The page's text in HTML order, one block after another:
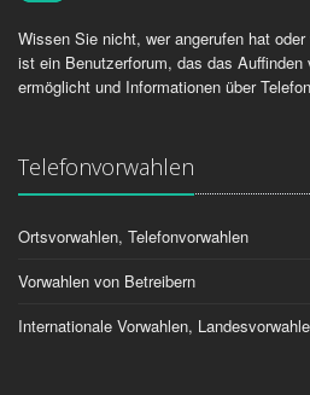
Wissen Sie nicht, wer angerufen hat
ist ein Benutzerforum, das das Auffinden
ermöglicht und Informationen über
Telefonvorwahlen
Ortsvorwahlen, Telefonvorwahlen
Vorwahlen von Betreibern
Internationale Vorwahlen,